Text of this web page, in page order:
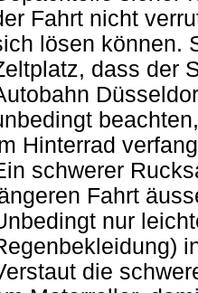
Fahrt nicht
lösen können.
dass der
Hinterrad
schwerer
Fahrt
nur
die